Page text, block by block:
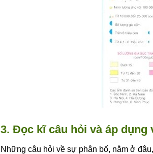
3. Đọc kĩ câu hỏi và áp dụng
Những câu hỏi về sự phân bố, nằm ở